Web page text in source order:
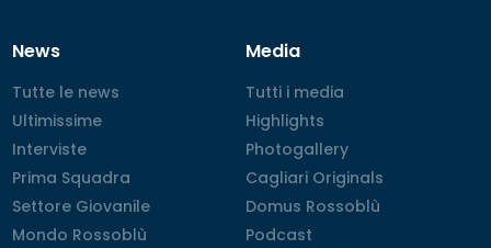
News
Tutte le news
Tutte le news
Ultimissime
Ultimissime
Interviste
Interviste
Prima Squadra
Prima Squadra
Settore Giovanile
Settore Giovanile
Mondo Rossoblù
Mondo Rossoblù
Media
Tutti i media
Tutti i media
Highlights
Highlights
Photogallery
Photogallery
Cagliari Originals
Cagliari Originals
Domus Rossoblù
Domus Rossoblù
Podcast
Podcast